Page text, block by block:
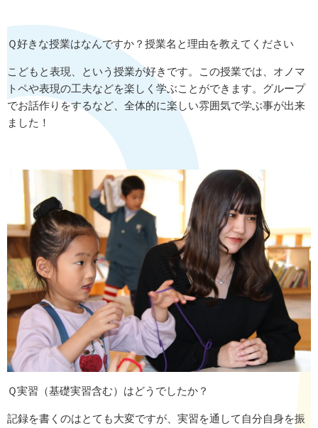
Ｑ好きな授業はなんですか？授業名と理由を教えてください
こどもと表現、という授業が好きです。この授業では、オノマ
トペや表現の工夫などを楽しく学ぶことができます。グループ
でお話作りをするなど、全体的に楽しい雰囲気で学ぶ事が出来
ました！
Ｑ実習（基礎実習含む）はどうでしたか？
記録を書くのはとても大変ですが、実習を通して自分自身を振